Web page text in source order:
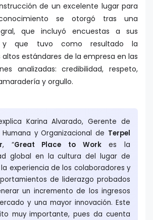
de un excelente lugar para
se otorgó tras una
que incluyó encuestas a sus
y que tuvo como resultado la
estándares de la empresa en las
analizadas: credibilidad, respeto,
y orgullo.
Karina Alvarado, Gerente de
y Organizacional de Terpel
, “Great Place to Workes la
global en la cultura del lugar de
experiencia de los colaboradores y
de liderazgo probados
un incremento de los ingresos
y una mayor innovación. Este
muy importante, pues da cuenta